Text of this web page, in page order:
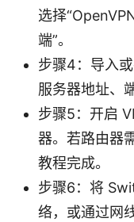
选择
端”。
步骤4：导入
服务器地址、
步骤5：开启
器。若路由器
教程完成。
步骤6：将
络，或通过网